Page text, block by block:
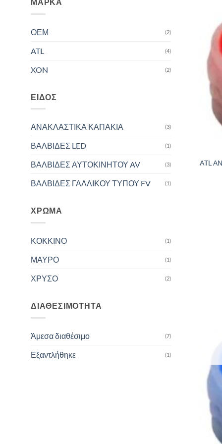
ΜΆΡΚΑ
ΟΕΜ (2)
ATL (4)
XON (2)
ΕΊΔΟΣ
ΑΝΑΚΛΑΣΤΙΚΑ ΚΑΠΑΚΙΑ (3)
ΒΑΛΒΙΔΕΣ LED (1)
ΒΑΛΒΙΔΕΣ ΑΥΤΟΚΙΝΗΤΟΥ AV (3)
ΒΑΛΒΙΔΕΣ ΓΑΛΛΙΚΟΥ ΤΥΠΟΥ FV (1)
ΧΡΏΜΑ
ΚΟΚΚΙΝΟ (1)
ΜΑΥΡΟ (1)
ΧΡΥΣΟ (2)
ΔΙΑΘΕΣΙΜΌΤΗΤΑ
Άμεσα διαθέσιμο (7)
Εξαντλήθηκε (1)
ATL